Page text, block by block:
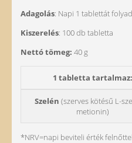
Adagolás: Napi 1 tablettát
Kiszerelés: 100 db tabletta
Nettó tömeg: 40 g
1 tabletta tartalmaz:
Szelén (szerves kötésű L-
metionin)
*NRV=napi beviteli érték